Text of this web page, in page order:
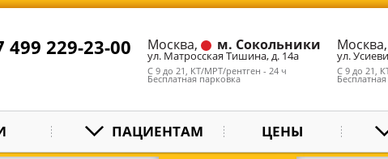
499 229-23-00 Москва, м. Сокольники
ул. Матросская Тишина, д. 14а
С 9 до 21, КТ/МРТ/рентген - 24 ч
Бесплатная парковка
Москва,
ул.
С 9 до 21,
ПАЦИЕНТАМ ЦЕНЫ